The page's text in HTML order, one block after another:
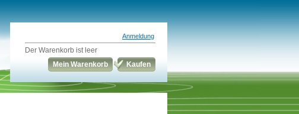
Anmeldung
Der Warenkorb ist leer
Mein Warenkorb
Kaufen